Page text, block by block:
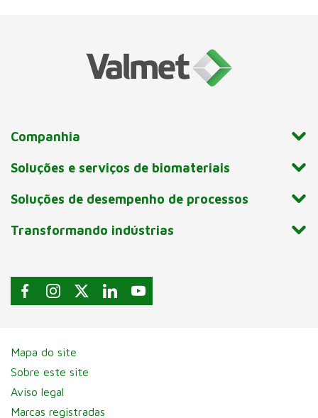
Companhia
Soluções e serviços de biomateriais
Soluções de desempenho de processos
Transformando indústrias
Mapa do site
Sobre este site
Aviso legal
Marcas registradas